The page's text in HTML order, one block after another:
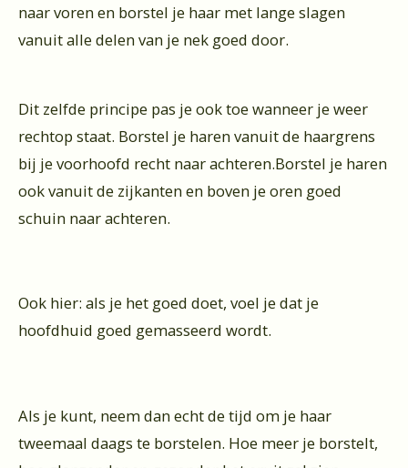
naar voren en borstel je haar met lange slagen
vanuit alle delen van je nek goed door.
Dit zelfde principe pas je ook toe wanneer je weer
rechtop staat. Borstel je haren vanuit de haargrens
bij je voorhoofd recht naar achteren.Borstel je haren
ook vanuit de zijkanten en boven je oren goed
schuin naar achteren.
Ook hier: als je het goed doet, voel je dat je
hoofdhuid goed gemasseerd wordt.
Als je kunt, neem dan echt de tijd om je haar
tweemaal daags te borstelen. Hoe meer je borstelt,